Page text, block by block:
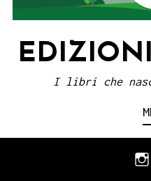
I libri che